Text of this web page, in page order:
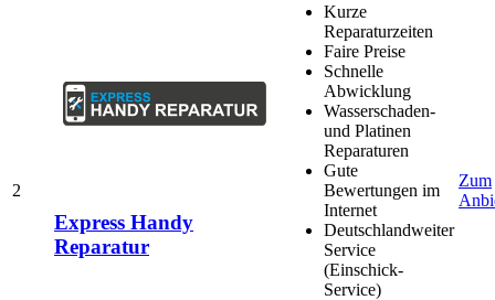
2
Express Handy
Reparatur
Kurze
Reparaturzeiten
Faire Preise
Schnelle
Abwicklung
Wasserschaden-
und Platinen
Reparaturen
Gute
Bewertungen im
Internet
Deutschlandweiter
Service
(Einschick-
Service)
Zum